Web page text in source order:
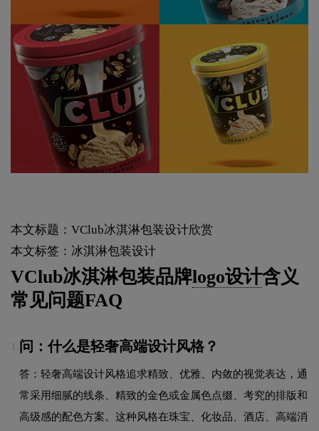
本文标题：VClub冰淇淋包装设计欣赏
本文标签：冰淇淋包装设计
VClub冰淇淋包装品牌logo设计含义
常见问题FAQ
问：什么是轻奢高端设计风格？
答：轻奢高端设计风格追求精致、优雅、内敛的视觉表达，通
常采用细腻的线条、精致的金色或金属色点缀、考究的排版和
高级感的配色方案。这种风格在珠宝、化妆品、酒店、高端消